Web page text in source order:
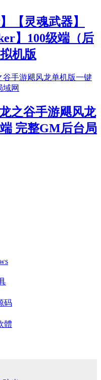
【灵魂武器】
】100级端（后
机版
之谷手游飓风龙
完整GM后台局
码
體